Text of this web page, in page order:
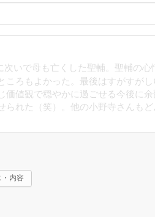
いで母も亡くした聖輔。聖輔の心
ろもよかった。最後はすがすがし
価値観で穏やかに過ごせる今後に余
れた（笑）。他の小野寺さんもど
内容